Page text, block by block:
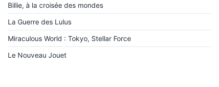
Billie, à la croisée des mondes
La Guerre des Lulus
Miraculous World : Tokyo, Stellar Force
Le Nouveau Jouet